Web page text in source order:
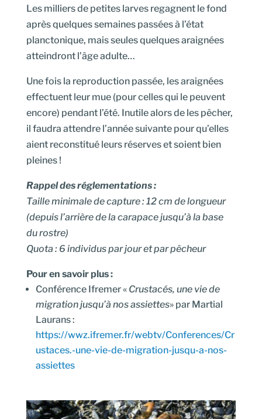
Les milliers de petites larves regagnent le fond
après quelques semaines passées à l’état
planctonique, mais seules quelques araignées
atteindront l’âge adulte…
Une fois la reproduction passée, les araignées
effectuent leur mue (pour celles qui le peuvent
encore) pendant l’été. Inutile alors de les pêcher,
il faudra attendre l’année suivante pour qu’elles
aient reconstitué leurs réserves et soient bien
pleines !
Rappel des réglementations :
Taille minimale de capture : 12 cm de longueur
(depuis l’arrière de la carapace jusqu’à la base
du rostre)
Quota : 6 individus par jour et par pêcheur
Pour en savoir plus :
Conférence Ifremer « Crustacés, une vie de
migration jusqu’à nos assiettes» par Martial
Laurans :
https://wwz.ifremer.fr/webtv/Conferences/Cr
ustaces.-une-vie-de-migration-jusqu-a-nos-
assiettes